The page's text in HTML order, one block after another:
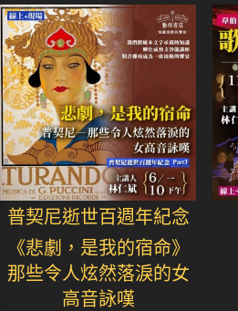
普契尼逝世百週年紀念
《悲劇，是我的宿命》
那些令人炫然落淚的女
高音詠嘆